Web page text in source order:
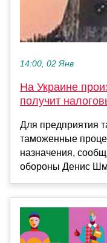
14:00, 02 Янв
На Украине
получит
Для предприятия
таможенные
назначения,
обороны Денис